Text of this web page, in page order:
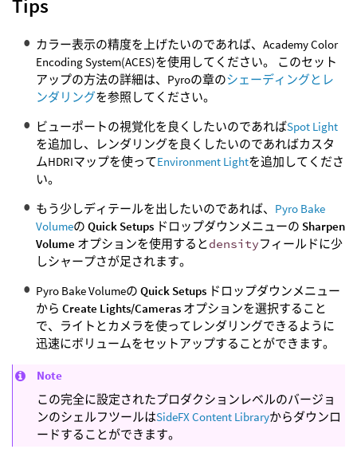
Tips
カラー表示の精度を上げたいのであれば、Academy Color
Encoding System(ACES)を使用してください。 このセット
アップの方法の詳細は、Pyroの章のシェーディングとレ
ンダリングを参照してください。
ビューポートの視覚化を良くしたいのであればSpot Light
を追加し、レンダリングを良くしたいのであればカスタ
ムHDRIマップを使ってEnvironment Lightを追加してくださ
い。
もう少しディテールを出したいのであれば、 Pyro Bake
Volumeの Quick Setups ドロップダウンメニューの Sharpen
Volume オプションを使用すると densityフィールドに少
しシャープさが足されます。
Pyro Bake Volumeの Quick Setups ドロップダウンメニュー
から Create Lights/Cameras オプションを選択すること
で、ライトとカメラを使ってレンダリングできるように
迅速にボリュームをセットアップすることができます。
Note
この完全に設定されたプロダクションレベルのバージョ
ンのシェルフツールはSideFX Content Libraryからダウンロ
ードすることができます。